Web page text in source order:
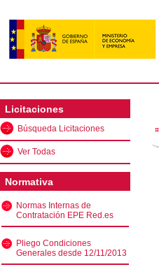
Licitaciones
Búsqueda Licitaciones
Ver Todas
Normativa
Normas Internas de
Contratación EPE Red.es
Pliego Condiciones
Generales desde 12/11/2013